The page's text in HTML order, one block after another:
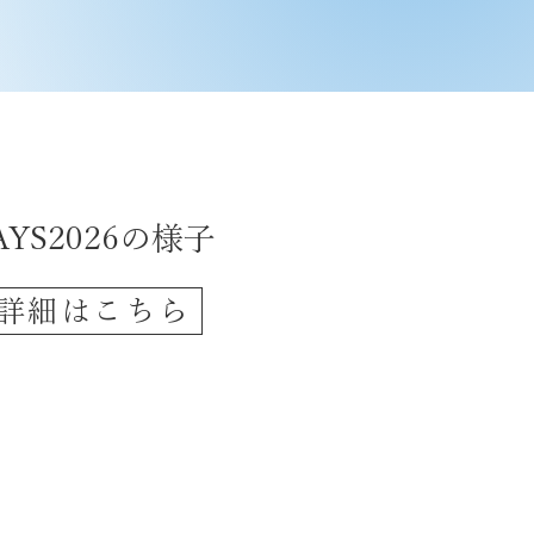
の様子
細はこちら